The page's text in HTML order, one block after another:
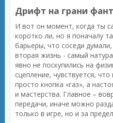
Дрифт на грани
И вот он момент, когда ты
коротко ли, но я поначалу
барьеры, что соседи
вторая жизнь - самый
явно не поскупились на
сцепление, чувствуется,
просто кнопка «газ», а
и мастерства. Главное –
передачи, иначе можно
только в игре, но и за